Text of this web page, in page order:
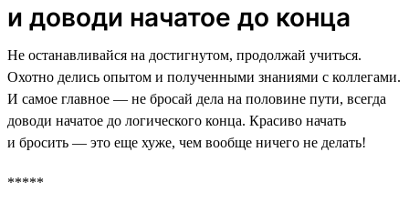
и доводи начатое до конца
Не останавливайся на достигнутом, продолжай учиться.
Охотно делись опытом и полученными знаниями с коллегами.
И самое главное — не бросай дела на половине пути, всегда
доводи начатое до логического конца. Красиво начать
и бросить — это еще хуже, чем вообще ничего не делать!
*****